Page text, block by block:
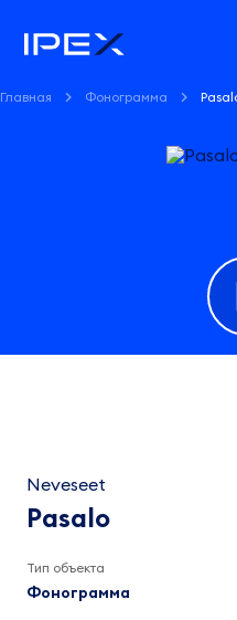
Главная Фонограмма
Neveseet
Neveseet
Pasalo
Тип объекта
Фонограмма